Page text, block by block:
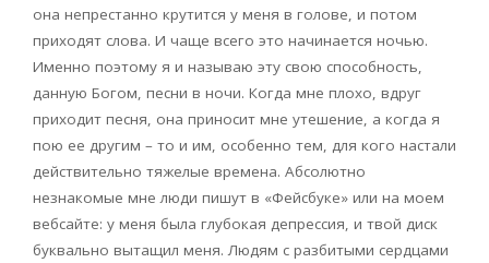
она непрестанно крутится у меня в голове, и потом
приходят слова. И чаще всего это начинается ночью.
Именно поэтому я и называю эту свою способность,
данную Богом, песни в ночи. Когда мне плохо, вдруг
приходит песня, она приносит мне утешение, а когда я
пою ее другим – то и им, особенно тем, для кого настали
действительно тяжелые времена. Абсолютно
незнакомые мне люди пишут в «Фейсбуке» или на моем
вебсайте: у меня была глубокая депрессия, и твой диск
буквально вытащил меня. Людям с разбитыми сердцами